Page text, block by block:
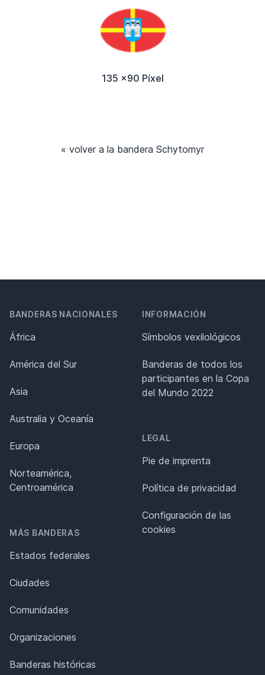
135 x90 Píxel
« volver a la bandera Schytomyr
BANDERAS NACIONALES
África
América del Sur
Asia
Australia y Oceanía
Europa
Norteamérica,
Centroamérica
MÁS BANDERAS
Estados federales
Ciudades
Comunidades
Organizaciones
Banderas históricas
INFORMACIÓN
Símbolos vexilológicos
Banderas de todos los
participantes en la Copa
del Mundo 2022
LEGAL
Pie de imprenta
Política de privacidad
Configuración de las
cookies